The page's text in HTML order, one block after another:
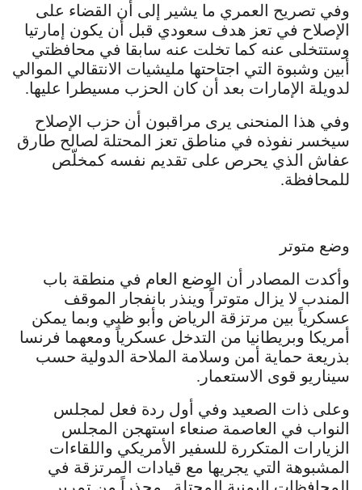
وفي تصريح العمري ما يشير إلى أن القضاء على
الإصلاح في تعز هدف سعودي قبل أن يكون إمارتيا
وستتخلى عنه كما تخلت عنه سابقا في محافظتي
أبين وشبوة التي اجتاحتها مليشيات الانتقالي الموالي
لدويلة الإمارات بعد أن كان الحزب مسيطرا عليها.
وفي هذا المنحنى يرى مراقبون أن حزب الإصلاح
سيخسر نفوذه في مناطق تعز المحتلة لصالح طارق
عفاش الذي يحرص على تقديم نفسه كمخلّص
للمحافظة.
وضع متوتر
وأكدت المصادر أن الوضع العام في منطقة باب
المندب لا يزال متوتراً وينذر بانفجار الموقف
عسكرياً بين مرتزقة الرياض وأبو ظبي وبما يمكن
أمريكا وبريطانيا من التدخل عسكرياً ومعهما فرنسا
بذريعة حماية أمن وسلامة الملاحة الدولية حسب
سيناريو قوى الاستعمار.
وعلى ذات الصعيد وفي أول ردة فعل لمجلس
النواب في العاصمة صنعاء استهجن المجلس
الزيارات المتكررة للسفير الأمريكي واللقاءات
المشبوهة التي يجريها مع قيادات المرتزقة في